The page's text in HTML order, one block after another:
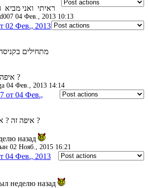
04 Фев., 2013 10:13
02 Фев., 2013
מתחילים
איפה זה ? איך מגעיים ?
04 Фев., 2013 14:14
от 04 Фев.,
איפה זה ? איך מגעיים ?
назад
02 Нояб., 2015 16:21
04 Фев., 2013
неделю назад